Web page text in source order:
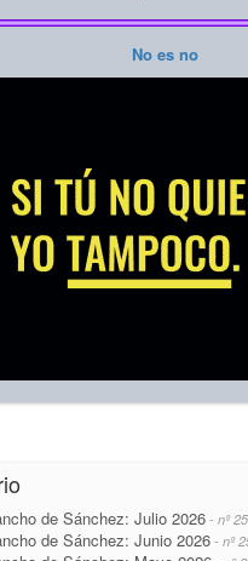
No es no
de Sánchez: Julio 2026 - nº
de Sánchez: Junio 2026 - nº